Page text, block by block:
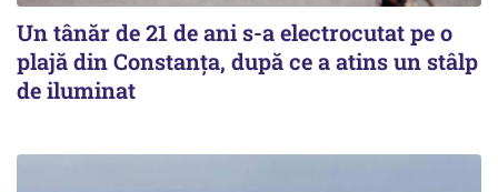
Un tânăr de 21 de ani s-a electrocutat pe o
plajă din Constanța, după ce a atins un stâlp
de iluminat